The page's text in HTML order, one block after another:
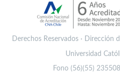
Derechos Reservados · Dirección
Universidad
Fono (56)(55)